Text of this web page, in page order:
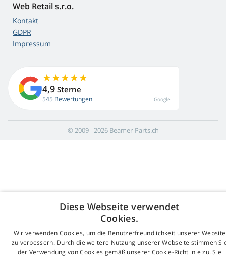
Web Retail s.r.o.
Kontakt
GDPR
Impressum
4,9 Sterne
545 Bewertungen Google
© 2009 - 2026 Beamer-Parts.ch
Diese Webseite verwendet
Cookies.
Wir verwenden Cookies, um die Benutzerfreundlichkeit unserer Website
zu verbessern. Durch die weitere Nutzung unserer Webseite stimmen
der Verwendung von Cookies gemäß unserer Cookie-Richtlinie zu. Sie